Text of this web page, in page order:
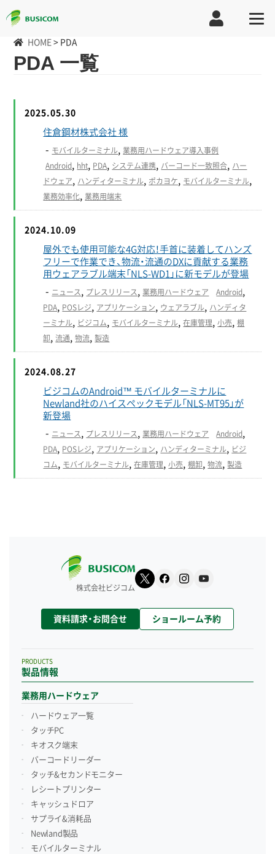
HOME > PDA
PDA 一覧
2025.05.30
住倉鋼材株式会社 様
- モバイルターミナル 業務用ハードウェア導入事例
Android hht PDA システム連携 バーコード一致照合 ハー
ドウェア ハンディターミナル ポカヨケ モバイルターミナル
業務効率化 業務用端末
2024.10.09
屋外でも使用可能な4G対応！手首に装着してハンズ
フリーで作業でき、物流・流通のDXに貢献する業務
用ウェアラブル端末「NLS-WD1」に新モデルが登場
- ニュース プレスリリース 業務用ハードウェア Android
PDA POSレジ アプリケーション ウェアラブル ハンディタ
ーミナル ビジコム モバイルターミナル ,在庫管理 ,小売 ,棚
卸 ,流通 ,物流 ,製造
2024.08.27
ビジコムのAndroid™ モバイルターミナルに
Newland社のハイスペックモデル「NLS-MT95」が
新登場
- ニュース プレスリリース 業務用ハードウェア Android
PDA POSレジ アプリケーション ハンディターミナル ビジ
コム モバイルターミナル ,在庫管理 ,小売 ,棚卸 ,物流 ,製造
株式会社ビジコム
資料請求・お問合せ ショールーム予約
製品情報
PRODUCTS
業務用ハードウェア
ハードウェア一覧
タッチPC
キオスク端末
バーコードリーダー
タッチ&セカンドモニター
レシートプリンター
キャッシュドロア
サプライ&消耗品
Newland製品
モバイルターミナル